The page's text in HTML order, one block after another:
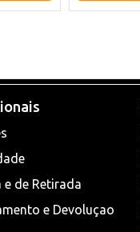
e de Retirada
e Devoluçao